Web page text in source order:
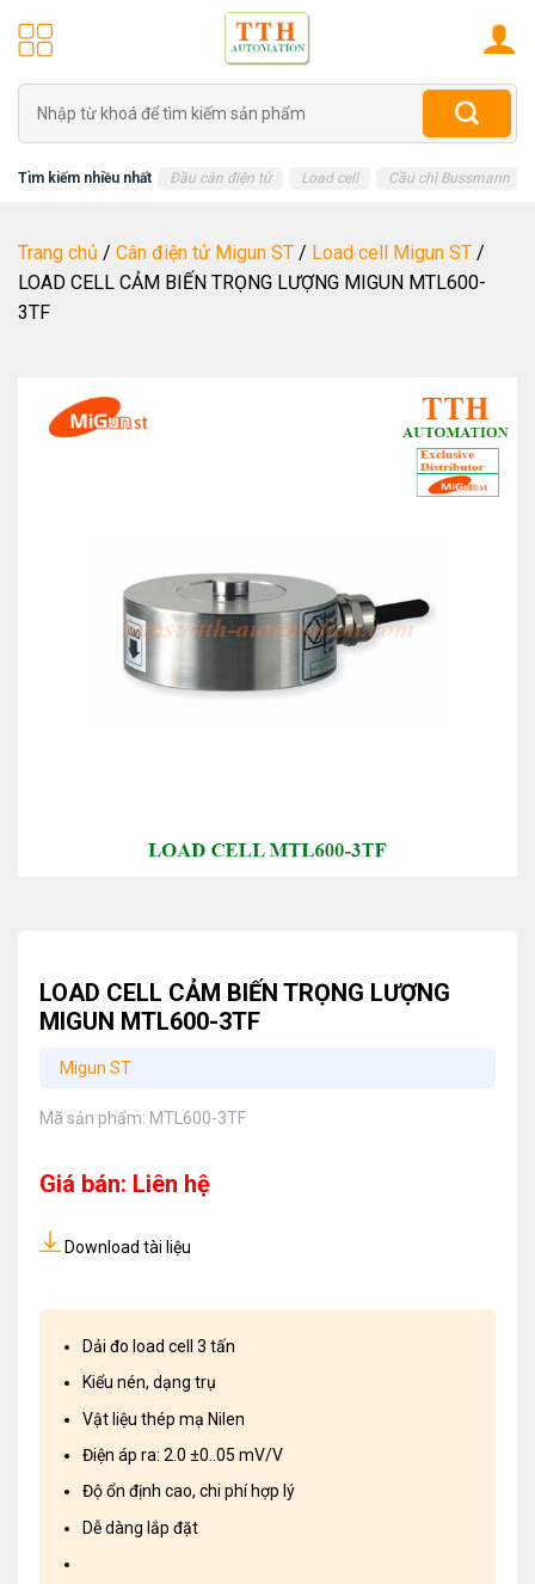
kiếm:
Tìm kiếm nhiều nhất Đầu cân điện tử Load cell Cầu chì Bussmann
Trang chủ / Cân điện tử Migun ST / Load cell Migun ST /
LOAD CELL CẢM BIẾN TRỌNG LƯỢNG MIGUN MTL600-
3TF
LOAD CELL CẢM BIẾN TRỌNG LƯỢNG
MIGUN MTL600-3TF
Migun ST
Mã sản phẩm: MTL600-3TF
Giá bán: Liên hệ
Download tài liệu
Dải đo load cell 3 tấn
Kiểu nén, dạng trụ
Vật liệu thép mạ Nilen
Điện áp ra: 2.0 ±0..05 mV/V
Độ ổn định cao, chi phí hợp lý
Dễ dàng lắp đặt